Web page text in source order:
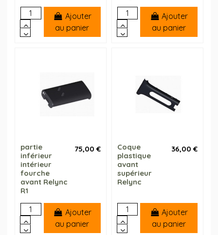
Ajouter
au panier
Ajouter
au panier
partie
inférieur
intérieur
fourche
avant Relync
R1
75,00 €
Ajouter
au panier
Coque
plastique
avant
supérieur
Relync
36,00 €
Ajouter
au panier